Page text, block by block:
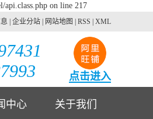
api.class.php on line 217
企业分站 网站地图 RSS XML
点击进入
中心 关于我们